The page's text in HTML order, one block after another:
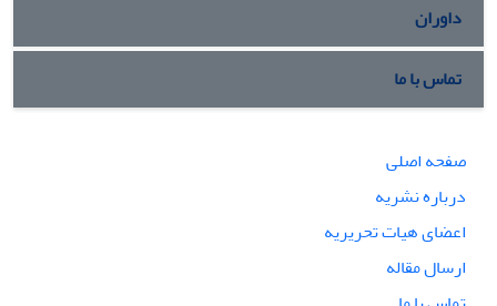
داوران
تماس با ما
صفحه اصلی
درباره نشریه
اعضای هیات تحریریه
ارسال مقاله